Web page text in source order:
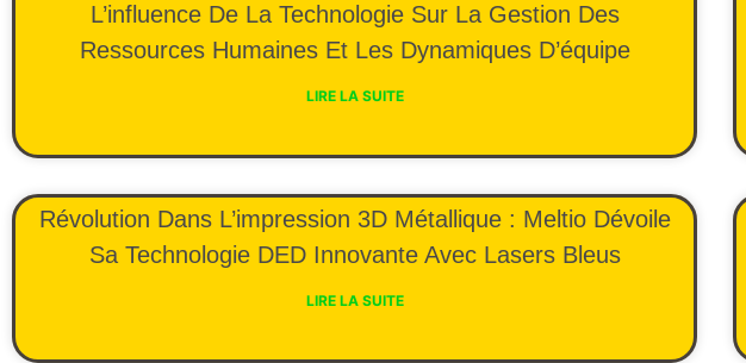
L’influence De La Technologie Sur La Gestion Des
Ressources Humaines Et Les Dynamiques D’équipe
LIRE LA SUITE
Révolution Dans L’impression 3D Métallique : Meltio Dévoile
Sa Technologie DED Innovante Avec Lasers Bleus
LIRE LA SUITE